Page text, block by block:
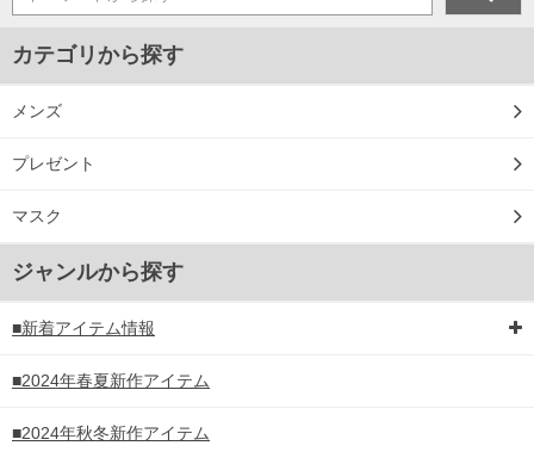
カテゴリから探す
メンズ
プレゼント
マスク
ジャンルから探す
■新着アイテム情報
■2024年春夏新作アイテム
■2024年秋冬新作アイテム